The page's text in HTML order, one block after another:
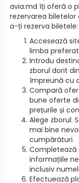
avia.md îți oferă o
rezervarea
a-ți rezerva biletele:
Accesează
limba
Introdu
zborul dorit
împreună cu
Compară
bune oferte
prețurile și
Alege zborul:
mai bine
cumpărături.
Completează
informațiile
inclusiv
Efectuează